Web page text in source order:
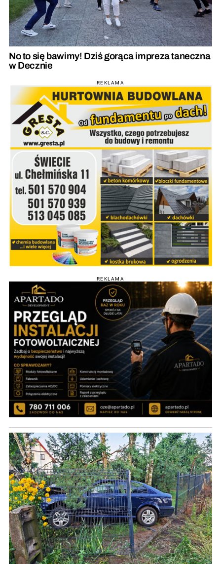
No to się bawimy! Dziś gorąca impreza taneczna
w Decznie
REKLAMA
REKLAMA